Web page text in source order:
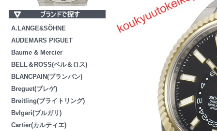
A.LANGE&SÖHNE
AUDEMARS PIGUET
Baume & Mercier
BELL＆ROSS(ベル＆ロス)
BLANCPAIN(ブランパン)
Breguet(ブレゲ)
Breitling(ブライトリング)
Bvlgari(ブルガリ)
Cartier(カルティエ)